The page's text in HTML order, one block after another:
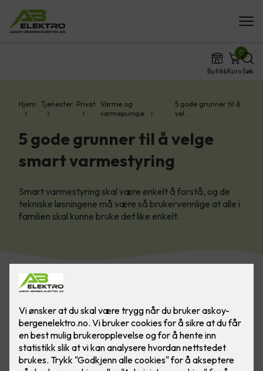
ButikkKurv
0
Søk
Hjem Tjenester Privat Varme og
varmepumpe
5 gode grunner til å
vel…
5 gode grunner til å velge
smart varmestyring
Smart varmestyring skal være enkelt å forstå, og de
tekniske løsningene må være så brukervennlige at alle i
familien skal kunne bruke det like enkelt.